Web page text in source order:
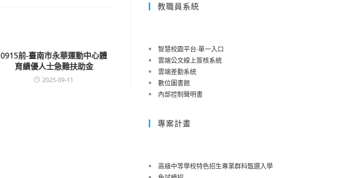
0915前-臺南市永華運動中心體
育績優人士急難扶助金
2025-09-11
教職員系統
智慧校園平台-單一入口
雲端公文線上簽核系統
雲端差勤系統
數位圖書館
內部控制聲明書
專案計畫
高級中等學校特色招生專業群科甄選入學